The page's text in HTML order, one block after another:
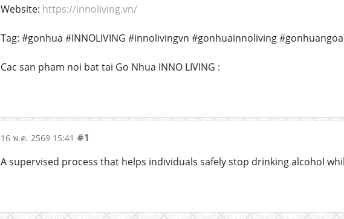
Website: https://innoliving.vn/
Tag: #gonhua #INNOLIVING #innolivingvn #gonhuainnoliving
Cac san pham noi bat tai Go Nhua INNO LIVING :
16 พ.ค. 2569 15:41 #1
A supervised process that helps individuals safely stop drinking alcohol